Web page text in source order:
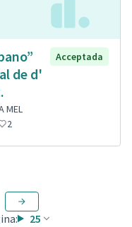
de d'
Acceptada
MEL
2
25